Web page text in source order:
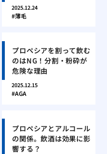
2025.12.24
薄毛
プロペシアを割って飲む
のはNG！分割・粉砕が
危険な理由
2025.12.15
AGA
プロペシアとアルコール
の関係。飲酒は効果に影
響する？